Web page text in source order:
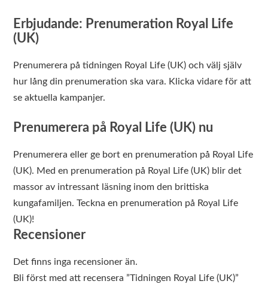
Erbjudande: Prenumeration Royal Life
(UK)
Prenumerera på tidningen Royal Life (UK) och välj själv
hur lång din prenumeration ska vara. Klicka vidare för att
se aktuella kampanjer.
Prenumerera på Royal Life (UK) nu
Prenumerera eller ge bort en prenumeration på Royal Life
(UK). Med en prenumeration på Royal Life (UK) blir det
massor av intressant läsning inom den brittiska
kungafamiljen. Teckna en prenumeration på Royal Life
(UK)!
Recensioner
Det finns inga recensioner än.
Bli först med att recensera ”Tidningen Royal Life (UK)”